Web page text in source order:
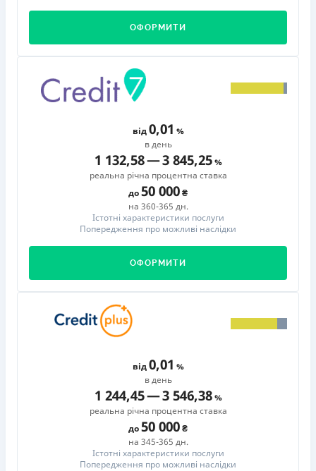
ОФОРМИТИ
від0,01
в день
1 132,58—3 845,25
реальна річна процентна ставка
до50 000
на 360-365 дн.
Істотні характеристики послуги
Попередження про можливі наслідки
ОФОРМИТИ
від0,01
в день
1 244,45—3 546,38
реальна річна процентна ставка
до50 000
на 345-365 дн.
Істотні характеристики послуги
Попередження про можливі наслідки